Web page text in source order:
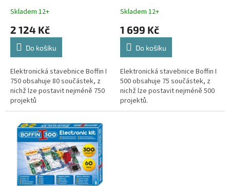
Skladem 12+
2 124 Kč
Do košíku
Elektronická stavebnice Boffin I
750 obsahuje 80 součástek, z
nichž lze postavit nejméně 750
projektů
Skladem 12+
1 699 Kč
Do košíku
Elektronická stavebnice Boffin I
500 obsahuje 75 součástek, z
nichž lze postavit nejméně 500
projektů.